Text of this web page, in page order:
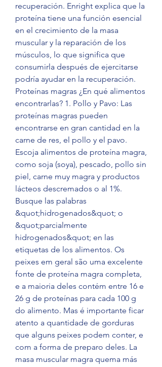
recuperación. Enright explica que la
proteína tiene una función esencial
en el crecimiento de la masa
muscular y la reparación de los
músculos, lo que significa que
consumirla después de ejercitarse
podría ayudar en la recuperación.
Proteínas magras ¿En qué alimentos
encontrarlas? 1. Pollo y Pavo: Las
proteínas magras pueden
encontrarse en gran cantidad en la
carne de res, el pollo y el pavo.
Escoja alimentos de proteína magra,
como soja (soya), pescado, pollo sin
piel, carne muy magra y productos
lácteos descremados o al 1%.
Busque las palabras
&quot;hidrogenados&quot; o
&quot;parcialmente
hidrogenados&quot; en las
etiquetas de los alimentos. Os
peixes em geral são uma excelente
fonte de proteína magra completa,
e a maioria deles contém entre 16 e
26 g de proteínas para cada 100 g
do alimento. Mas é importante ficar
atento a quantidade de gorduras
que alguns peixes podem conter, e
com a forma de preparo deles. La
masa muscular magra quema más